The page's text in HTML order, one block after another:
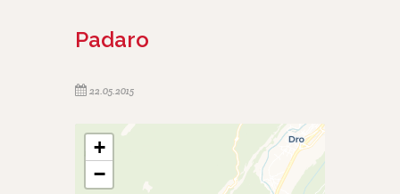
Padaro
22.05.2015
+
−